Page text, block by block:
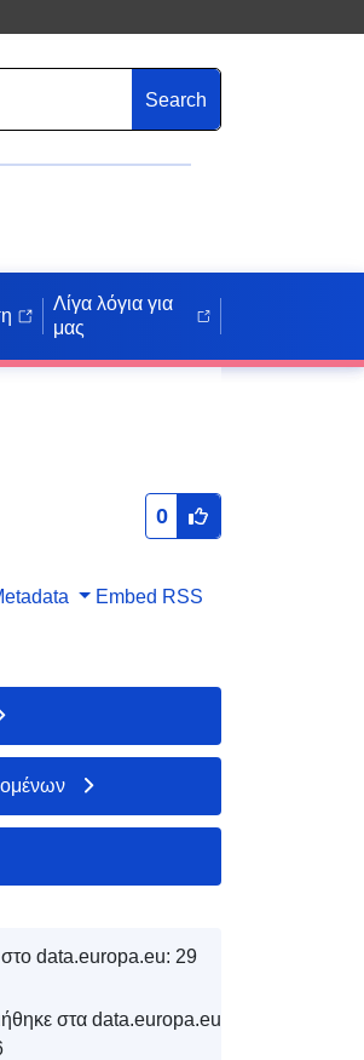
Search
Λίγα λόγια για
μας
0
Embed RSS
στο data.europa.eu: 29
στα data.europa.eu: